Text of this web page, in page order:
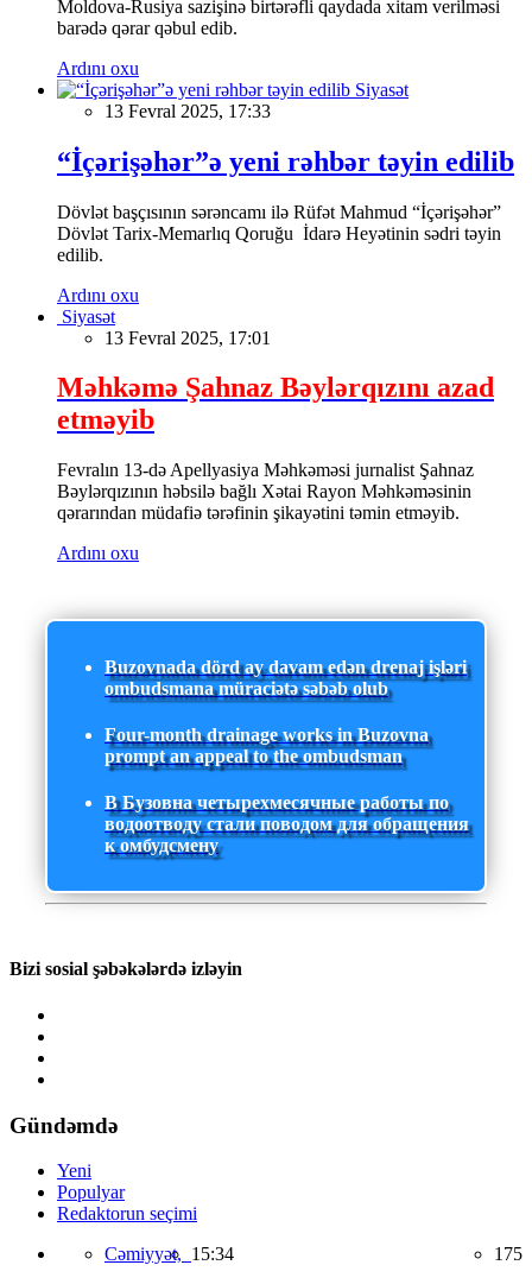
Moldova-Rusiya sazişinə birtərəfli qaydada xitam verilməsi
barədə qərar qəbul edib.
Ardını oxu
Siyasət
13 Fevral 2025, 17:33
“İçərişəhər”ə yeni rəhbər təyin edilib
Dövlət başçısının sərəncamı ilə Rüfət Mahmud “İçərişəhər”
Dövlət Tarix-Memarlıq Qoruğu İdarə Heyətinin sədri təyin
edilib.
Ardını oxu
Siyasət
13 Fevral 2025, 17:01
Məhkəmə Şahnaz Bəylərqızını azad
etməyib
Fevralın 13-də Apellyasiya Məhkəməsi jurnalist Şahnaz
Bəylərqızının həbsilə bağlı Xətai Rayon Məhkəməsinin
qərarından müdafiə tərəfinin şikayətini təmin etməyib.
Ardını oxu
Buzovnada dörd ay davam edən drenaj işləri
ombudsmana müraciətə səbəb olub
Four-month drainage works in Buzovna
prompt an appeal to the ombudsman
В Бузовна четырехмесячные работы по
водоотводу стали поводом для обращения
к омбудсмену
Bizi sosial şəbəkələrdə izləyin
Gündəmdə
Yeni
Populyar
Redaktorun seçimi
Cəmiyyət, 15:34 175